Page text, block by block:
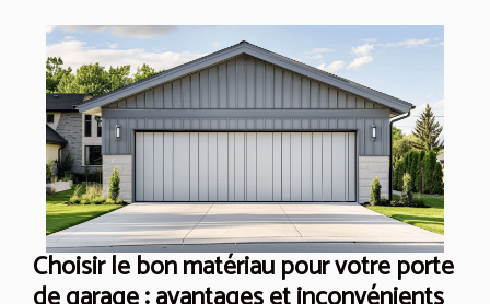
Choisir le bon matériau pour votre porte